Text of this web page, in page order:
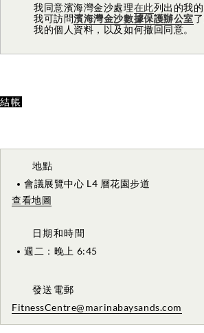
我同意濱海灣金沙處理在此列出的我
我可訪問濱海灣金沙數據保護辦公室
我的個人資料，以及如何撤回同意。
結帳
地點
會議展覽中心 L4 層花園步道
查看地圖
日期和時間
週二：晚上 6:45
發送電郵
FitnessCentre@marinabaysands.com